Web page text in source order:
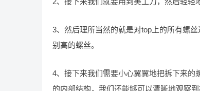
3、然后理所当然的就是对top上的所有螺
别高的螺丝。
4、接下来我们需要小心翼翼地把拆下来的
的内部结构，我们还能够可以清晰地观察